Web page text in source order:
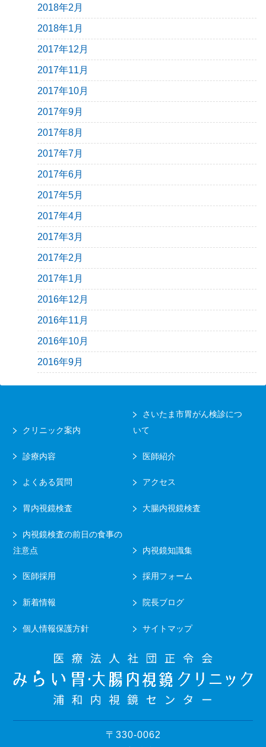
2018年2月
2018年1月
2017年12月
2017年11月
2017年10月
2017年9月
2017年8月
2017年7月
2017年6月
2017年5月
2017年4月
2017年3月
2017年2月
2017年1月
2016年12月
2016年11月
2016年10月
2016年9月
クリニック案内
さいたま市胃がん検診につ
いて
診療内容 医師紹介
よくある質問 アクセス
胃内視鏡検査 大腸内視鏡検査
内視鏡検査の前日の食事の
注意点
内視鏡知識集
医師採用 採用フォーム
新着情報 院長ブログ
個人情報保護方針 サイトマップ
〒330-0062